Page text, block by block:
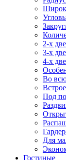
2-х
3-х
4-х
Во
Под
Для
Гостиные